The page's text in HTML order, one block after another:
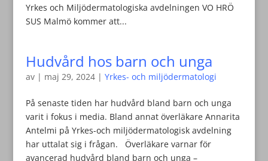
Yrkes och Miljödermatologiska avdelningen VO HRÖ
SUS Malmö kommer att...
Hudvård hos barn och unga
av | maj 29, 2024| Yrkes- och miljödermatologi
På senaste tiden har hudvård bland barn och unga
varit i fokus i media. Bland annat överläkare Annarita
Antelmi på Yrkes-och miljödermatologisk avdelning
har uttalat sig i frågan. Överläkare varnar för
avancerad hudvård bland barn och unga –